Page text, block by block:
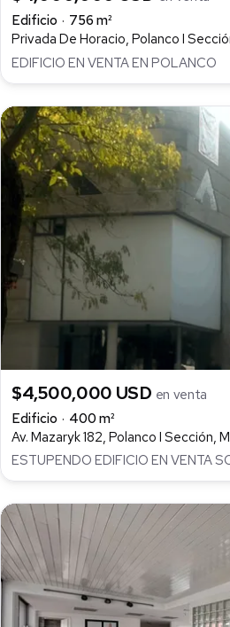
Edificio
756 m²
Privada De Horacio, Polanco I
EDIFICIO EN VENTA EN POLANCO
$4,500,000 USD en venta
Edificio
400 m²
Av. Mazaryk 182, Polanco I Sección,
ESTUPENDO EDIFICIO EN VENTA